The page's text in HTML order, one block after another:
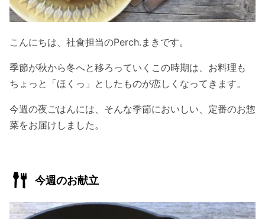
こんにちは、社食担当のPerch.まきです。
季節が秋から冬へと移ろっていくこの時期は、お料理も
ちょっと「ほくっ」としたものが恋しくなってきます。
今週の夜ごはんには、そんな季節においしい、定番のお惣
菜をお届けしました。
今週のお献立